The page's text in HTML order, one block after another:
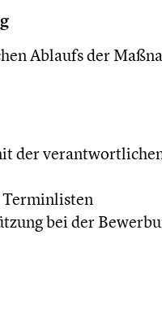
Ablaufs der
der
bei der